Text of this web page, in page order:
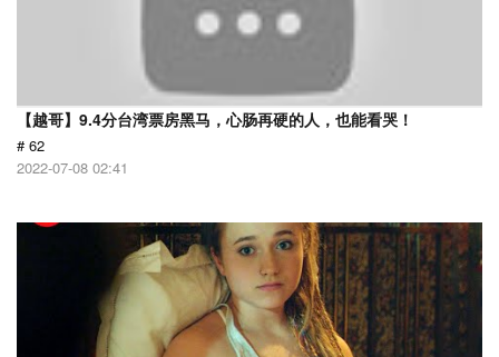
【越哥】9.4分台湾票房黑马，心肠再硬的人，也能看哭！
# 62
2022-07-08 02:41